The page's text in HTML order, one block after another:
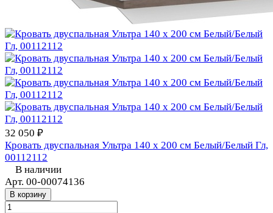
32 050 ₽
Кровать двуспальная Ультра 140 х 200 см Белый/Белый Гл,
00112112
В наличии
Арт. 00-00074136
В корзину